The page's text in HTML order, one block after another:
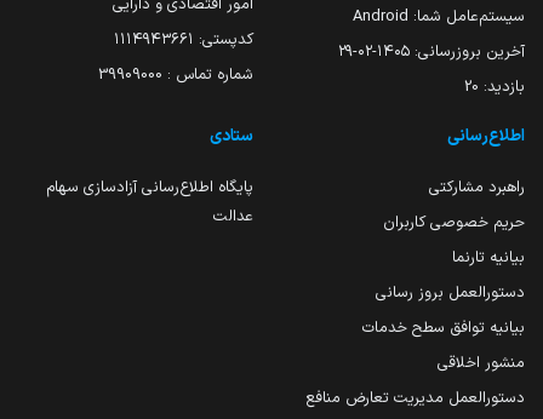
سیستم‌عامل شما: Android
آخرین بروزرسانی: ۱۴۰۵-۰۲-۲۹
بازدید: 20
کدپستی: ۱۱۱۴۹۴۳۶۶۱
شماره تماس : 39909000
اطلاع‌رسانی
راهبرد مشارکتی
حریم خصوصی کاربران
بیانیه تارنما
دستورالعمل بروز رسانی
بیانیه توافق سطح خدمات
منشور اخلاقی
دستورالعمل مدیریت تعارض منافع
ستادی
پایگاه اطلاع‌رسانی آزادسازی سهام
عدالت